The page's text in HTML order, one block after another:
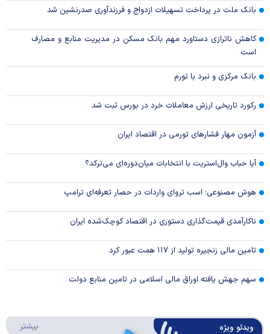
بانک ملت در پرداخت تسهیلات ازدواج و فرزندآوری صدرنشین شد
کاهش ناترازی دستاورد مهم بانک مسکن در مدیریت منابع و مصارف
است
بانک مرکزی و نبرد با تورم
رکورد تاریخی ارزش معاملات خرد در بورس ثبت شد
آزمون مهار فشار‌های تورمی در اقتصاد ایران
آیا حباب وال‌استریت با انتخابات میان‌دوره‌ای می‌ترکد؟
هوش مصنوعی؛ اسب تروای واردات در حصار تعرفه‌ای ترامپ
ناکارآمدی قیمت‌گذاری دستوری در اقتصاد کوچک‌شده ایران
تامین مالی زنجیره تولید از ۱۱۷ همت عبور کرد
سهم جهش یافته اوراق مالی اسلامی در تامین منابع دولت
ویدئو ویژه بیشتر